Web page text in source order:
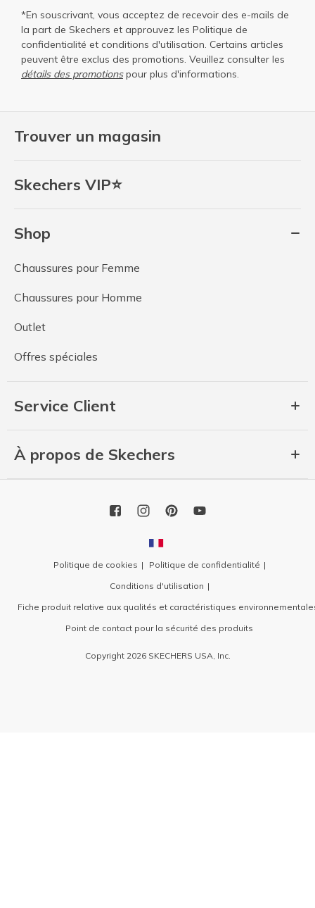
Trouver un magasin
Skechers VIP⭐
Shop
Chaussures pour Femme
Chaussures pour Homme
Outlet
Offres spéciales
Service Client
À propos de Skechers
*En souscrivant, vous acceptez de recevoir des e-mails de
la part de Skechers et approuvez les Politique de
confidentialité et conditions d'utilisation . Certains articles
peuvent être exclus des promotions. Veuillez consulter les
détails des promotionspour plus d'informations.
Politique de cookies
Politique de confidentialité
Conditions d'utilisation
Fiche produit relative aux qualités et caractéristiques
Point de contact pour la sécurité des produits
Copyright 2026 SKECHERS USA, Inc.